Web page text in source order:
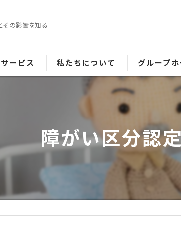
その影響を知る
サービス
高齢者向けホームのご紹介
障がい者向けホームのご紹介
私たちについて グループ
障がい区分認